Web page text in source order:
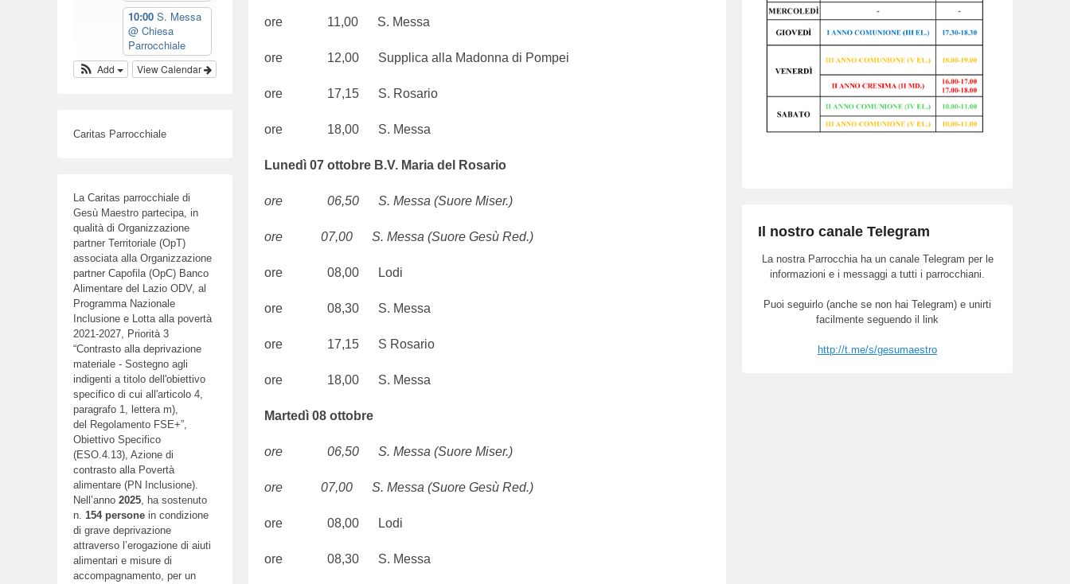
s
e
ore 11,00 S. Messa
ore 12,00 Supplica alla Madonna di Pompei
ore 17,15 S. Rosario
ore 18,00 S. Messa
Lunedì 07 ottobre B.V. Maria del Rosario
ore 06,50 S. Messa (Suore Miser.)
ore 07,00 S. Messa (Suore Gesù Red.)
ore 08,00 Lodi
ore 08,30 S. Messa
ore 17,15 S Rosario
ore 18,00 S. Messa
Martedì 08 ottobre
ore 06,50 S. Messa (Suore Miser.)
ore 07,00 S. Messa (Suore Gesù Red.)
ore 08,00 Lodi
ore 08,30 S. Messa
Il nostro canale Telegram
La nostra Parrocchia ha un canale Telegram per le
informazioni e i messaggi a tutti i parrocchiani.
Puoi seguirlo (anche se non hai Telegram) e unirti
facilmente seguendo il link
http://t.me/s/gesumaestro
10:00 S. Messa
@ Chiesa
Parrocchiale
View Calendar
Add
Caritas Parrocchiale
La Caritas parrocchiale di
Gesù Maestro partecipa, in
qualità di Organizzazione
partner Territoriale (OpT)
associata alla Organizzazione
partner Capofila (OpC) Banco
Alimentare del Lazio ODV, al
Programma Nazionale
Inclusione e Lotta alla povertà
2021-2027, Priorità 3
“Contrasto alla deprivazione
materiale - Sostegno agli
indigenti a titolo dell'obiettivo
specifico di cui all'articolo 4,
paragrafo 1, lettera m),
del Regolamento FSE+”,
Obiettivo Specifico
(ESO.4.13), Azione di
contrasto alla Povertà
alimentare (PN Inclusione).
Nell’anno 2025, ha sostenuto
n. 154 persone in condizione
di grave deprivazione
attraverso l’erogazione di aiuti
alimentari e misure di
accompagnamento, per un